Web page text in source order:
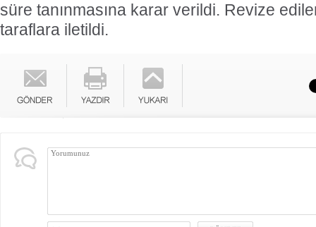
süre tanınmasına karar verildi. Revize
taraflara iletildi.